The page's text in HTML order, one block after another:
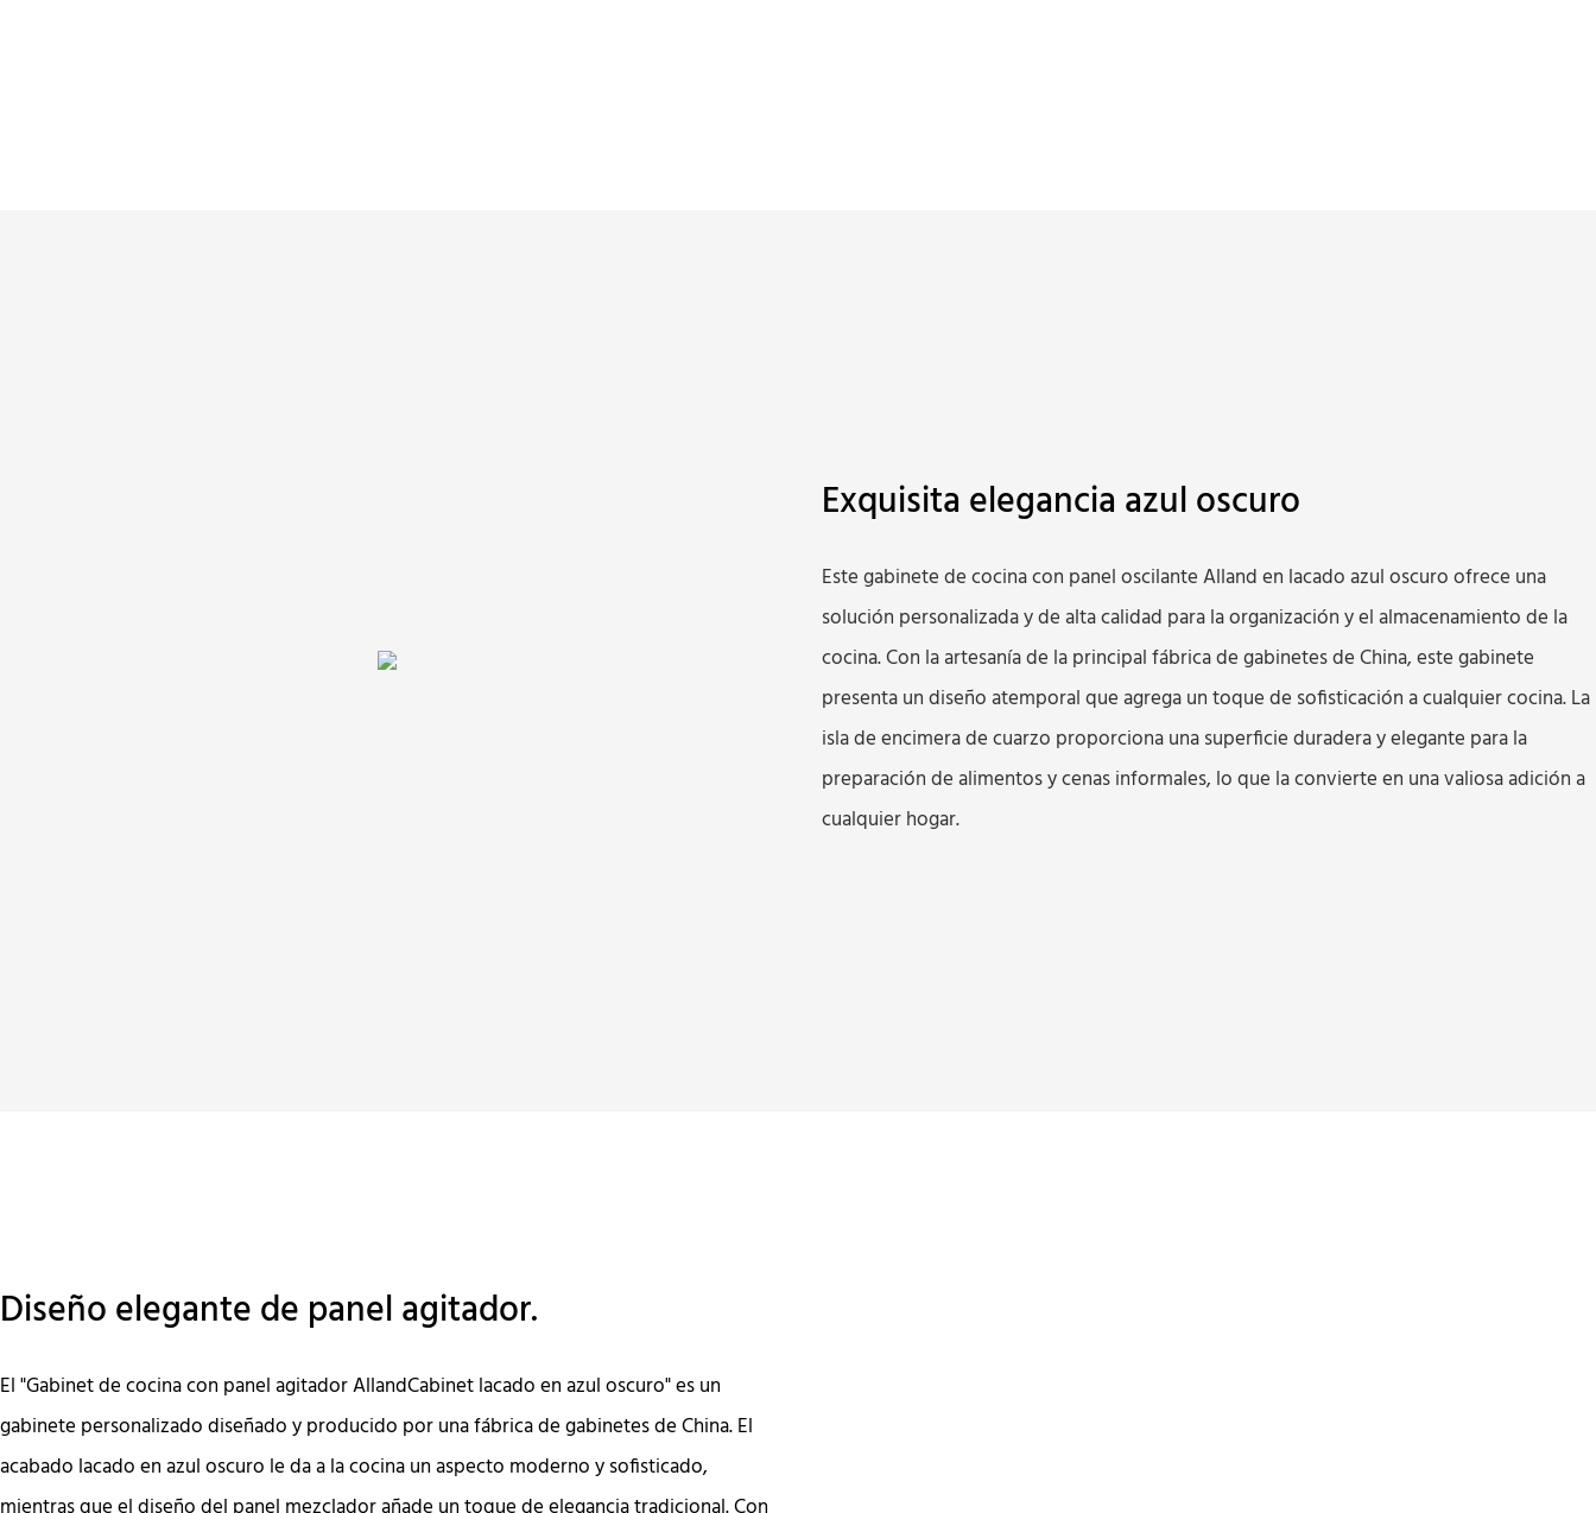
Exquisita elegancia azul oscuro
Este gabinete de cocina con panel oscilante Alland en lacado azul oscuro ofrece una
solución personalizada y de alta calidad para la organización y el almacenamiento de la
cocina. Con la artesanía de la principal fábrica de gabinetes de China, este gabinete
presenta un diseño atemporal que agrega un toque de sofisticación a cualquier cocina. La
isla de encimera de cuarzo proporciona una superficie duradera y elegante para la
preparación de alimentos y cenas informales, lo que la convierte en una valiosa adición a
cualquier hogar.
Diseño elegante de panel agitador.
El "Gabinet de cocina con panel agitador AllandCabinet lacado en azul oscuro" es un
gabinete personalizado diseñado y producido por una fábrica de gabinetes de China. El
acabado lacado en azul oscuro le da a la cocina un aspecto moderno y sofisticado,